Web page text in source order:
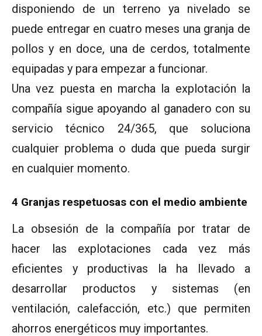
disponiendo de un terreno ya nivelado se
puede entregar en cuatro meses una granja de
pollos y en doce, una de cerdos, totalmente
equipadas y para empezar a funcionar.
Una vez puesta en marcha la explotación la
compañía sigue apoyando al ganadero con su
servicio técnico 24/365, que soluciona
cualquier problema o duda que pueda surgir
en cualquier momento.
4 Granjas respetuosas con el medio ambiente
La obsesión de la compañía por tratar de
hacer las explotaciones cada vez más
eficientes y productivas la ha llevado a
desarrollar productos y sistemas (en
ventilación, calefacción, etc.) que permiten
ahorros energéticos muy importantes.